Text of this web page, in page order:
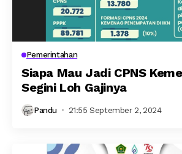
Pemerintahan
Siapa Mau Jadi CPNS
Segini Loh Gajinya
Pandu 21:55 September 2, 2024